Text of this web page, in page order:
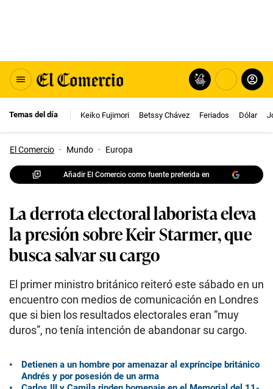
Temas del día Keiko Fujimori Betssy Chávez Feriados Dólar
El Comercio · Mundo · Europa
Añadir El Comercio como fuente preferida en
La derrota electoral laborista eleva
la presión sobre Keir Starmer, que
busca salvar su cargo
El primer ministro británico reiteró este sábado en un
encuentro con medios de comunicación en Londres
que si bien los resultados electorales eran “muy
duros”, no tenía intención de abandonar su cargo.
Detienen a un hombre por amenazar al expríncipe británico
Andrés y por posesión de un arma